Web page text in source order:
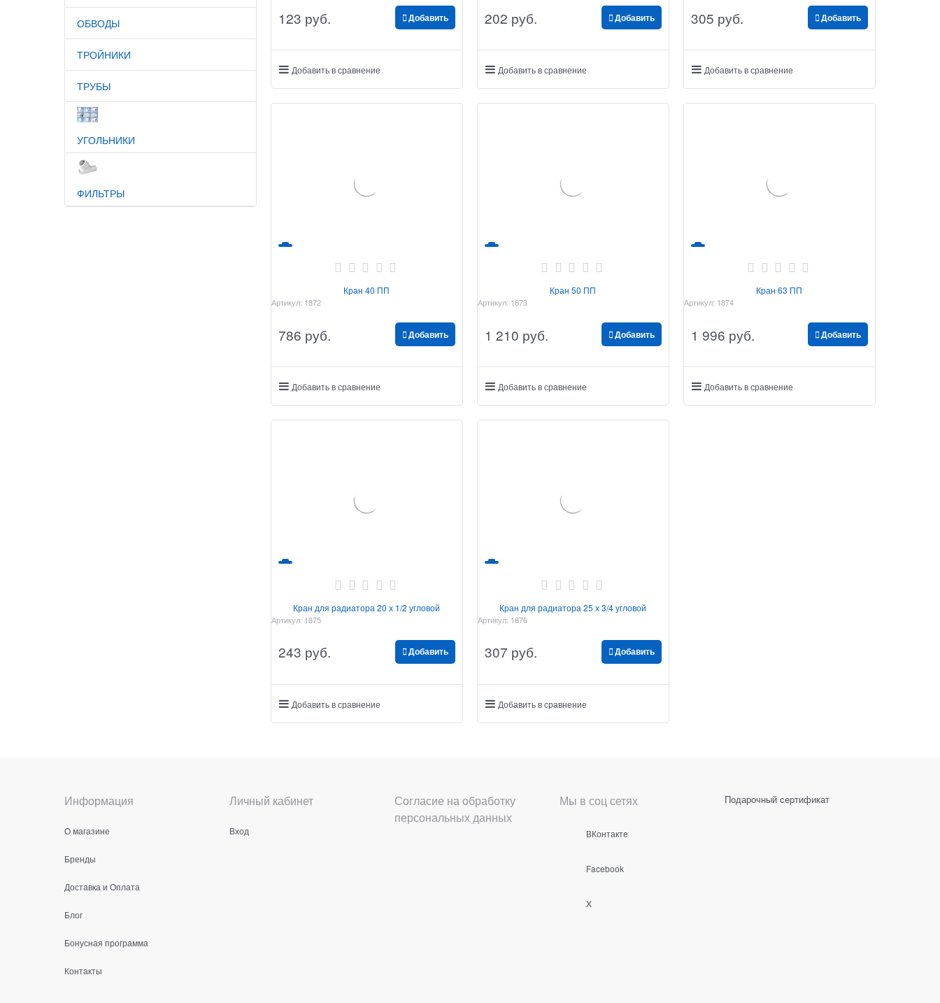
ОБВОДЫ
ТРОЙНИКИ
ТРУБЫ
УГОЛЬНИКИ
ФИЛЬТРЫ
123 руб. Добавить
Добавить в сравнение
202 руб. Добавить
Добавить в сравнение
305 руб. Добавить
Добавить в сравнение
Кран 40 ПП
Артикул: 1872
786 руб. Добавить
Добавить в сравнение
Кран 50 ПП
Артикул: 1873
1 210 руб. Добавить
Добавить в сравнение
Кран 63 ПП
Артикул: 1874
1 996 руб. Добавить
Добавить в сравнение
Кран для радиатора 20 х 1/2 угловой
Артикул: 1875
243 руб. Добавить
Добавить в сравнение
Кран для радиатора 25 х 3/4 угловой
Артикул: 1876
307 руб. Добавить
Добавить в сравнение
Информация
О магазине
Бренды
Доставка и Оплата
Блог
Бонусная программа
Контакты
Личный кабинет
Вход
Согласие на обработку
персональных данных
Мы в соц сетях
ВКонтакте
Facebook
X
Подарочный сертификат